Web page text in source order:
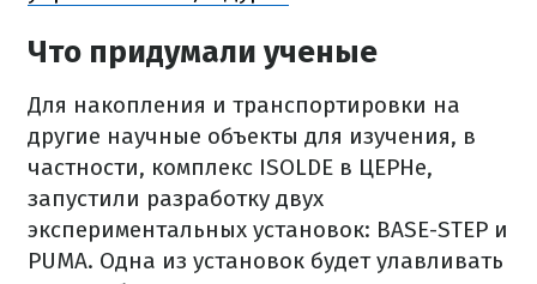
Что придумали ученые
Для накопления и транспортировки на
другие научные объекты для изучения, в
частности, комплекс ISOLDE в ЦЕРНе,
запустили разработку двух
экспериментальных установок: BASE-STEP и
PUMA. Одна из установок будет улавливать